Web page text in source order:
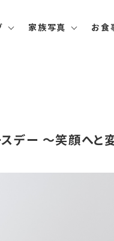
家族写真 お食
デー 〜笑顔へと